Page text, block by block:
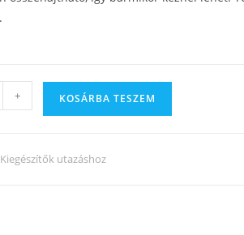
+ KOSÁRBA TESZEM
Kiegészítők utazáshoz